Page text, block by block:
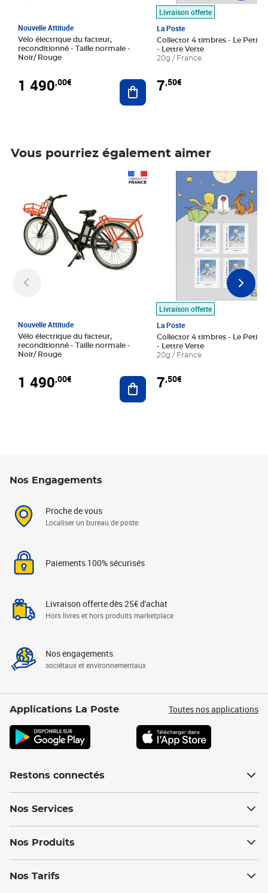
Nouvelle Attitude
Vélo électrique du facteur,
reconditionné - Taille normale -
Noir/ Rouge
1 490,00€ Ajouter au panier
Livraison offerte
La Poste
Collector 4 timbres - Le Petit
- Lettre Verte
20g / France
7,50€
Vous pourriez également aimer
Nouvelle Attitude
Vélo électrique du facteur,
reconditionné - Taille normale -
Noir/ Rouge
1 490,00€ Ajouter au panier
Livraison offerte
La Poste
Collector 4 timbres - Le Petit
- Lettre Verte
20g / France
7,50€
Prix 7,50€
Nos Engagements
Proche de vous
Localiser un bureau de poste
Paiements 100% sécurisés
Livraison offerte dès 25€ d'achat
Hors livres et hors produits marketplace
Nos engagements
sociétaux et environnementaux
Applications La Poste Toutes nos applications
Restons connectés
Nos Services
Nos Produits
Nos Tarifs